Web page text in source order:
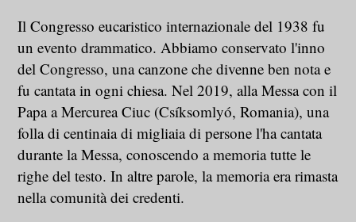
Il Congresso eucaristico internazionale del 1938 fu
un evento drammatico. Abbiamo conservato l'inno
del Congresso, una canzone che divenne ben nota e
fu cantata in ogni chiesa. Nel 2019, alla Messa con il
Papa a Mercurea Ciuc (Csíksomlyó, Romania), una
folla di centinaia di migliaia di persone l'ha cantata
durante la Messa, conoscendo a memoria tutte le
righe del testo. In altre parole, la memoria era rimasta
nella comunità dei credenti.